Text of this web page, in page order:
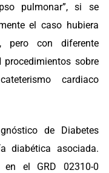
pulmonar”, si se
el caso hubiera
pero con diferente
procedimientos sobre
cardiaco
de Diabetes
diabética asociada.
en el GRD 02310-0